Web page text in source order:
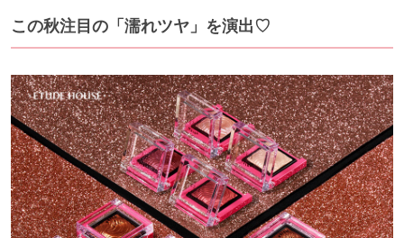
この秋注目の「濡れツヤ」を演出♡